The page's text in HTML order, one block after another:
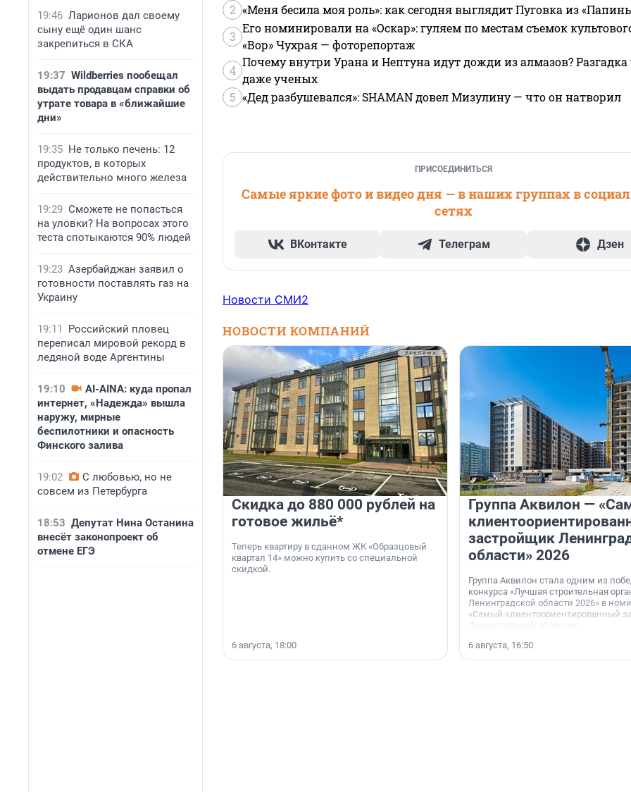
19:46 Ларионов дал своему
сыну ещё один шанс
закрепиться в СКА
19:37 Wildberries пообещал
выдать продавцам справки об
утрате товара в «ближайшие
дни»
19:35 Не только печень: 12
продуктов, в которых
действительно много железа
19:29 Сможете не попасться
на уловки? На вопросах этого
теста спотыкаются 90% людей
19:23 Азербайджан заявил о
готовности поставлять газ на
Украину
19:11
Российский пловец
переписал мировой рекорд в
ледяной воде Аргентины
19:10
AI-AINA: куда пропал
интернет, «Надежда» вышла
наружу, мирные
беспилотники и опасность
Финского залива
19:02
С любовью, но не
совсем из Петербурга
18:53 Депутат Нина Останина
внесёт законопроект об
отмене ЕГЭ
2 «Меня бесила моя роль»: как сегодня выглядит Пуговка из
3
Его номинировали на «Оскар»: гуляем по местам съемок
«Вор» Чухрая — фоторепортаж
4
Почему внутри Урана и Нептуна идут дожди из алмазов?
даже ученых
5 «Дед разбушевался»: SHAMAN довел Мизулину — что он натворил
ПРИСОЕДИНИТЬСЯ
Самые яркие фото и видео дня — в наших группах в
сетях
ВКонтакте Телеграм Дзен
Новости СМИ2
НОВОСТИ КОМПАНИЙ
Скидка до 880 000 рублей на
готовое жильё*
Теперь квартиру в сданном ЖК «Образцовый
квартал 14» можно купить со специальной
скидкой.
6 августа, 18:00
Группа Аквилон —
застройщик
области» 2026
Группа Аквилон стала одним из
конкурса «Лучшая строительная
Ленинградской области 2026» в
«Самый клиентоориентированный
Ленинградской области».
6 августа, 16:50